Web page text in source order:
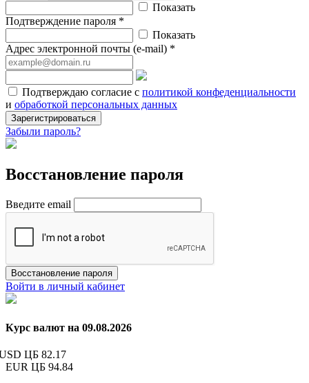
Показать
Подтверждение пароля *
Показать
Адрес электронной почты (e-mail) *
Подтверждаю согласие с политикой конфеденциальности
и обработкой персональных данных
Зарегистрироваться
Забыли пароль?
Восстановление пароля
Введите email
Восстановление пароля
Войти в личный кабинет
Курс валют на 09.08.2026
ЦБ 82.17
EUR ЦБ 94.84